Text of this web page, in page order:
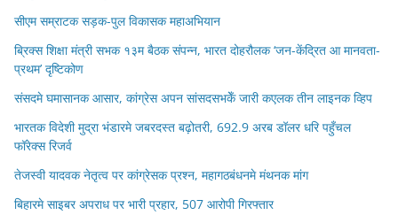
सीएम सम्राटक सड़क-पुल विकासक महाअभियान
ब्रिक्स शिक्षा मंत्री सभक १३म बैठक संपन्न, भारत दोहरौलक ‘जन-केंद्रित आ मानवता-
प्रथम’ दृष्टिकोण
संसदमे घमासानक आसार, कांग्रेस अपन सांसदसभकेँ जारी कएलक तीन लाइनक व्हिप
भारतक विदेशी मुद्रा भंडारमे जबरदस्त बढ़ोतरी, 692.9 अरब डॉलर धरि पहुँचल
फॉरेक्स रिजर्व
तेजस्वी यादवक नेतृत्व पर कांग्रेसक प्रश्न, महागठबंधनमे मंथनक मांग
बिहारमे साइबर अपराध पर भारी प्रहार, 507 आरोपी गिरफ्तार